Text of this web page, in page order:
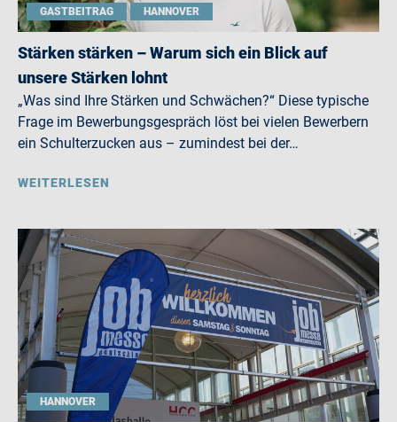
GASTBEITRAG HANNOVER
Stärken stärken – Warum sich ein Blick auf
unsere Stärken lohnt
„Was sind Ihre Stärken und Schwächen?“ Diese typische
Frage im Bewerbungsgespräch löst bei vielen Bewerbern
ein Schulterzucken aus – zumindest bei der…
WEITERLESEN
HANNOVER